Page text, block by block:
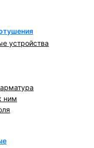
устройства
ним